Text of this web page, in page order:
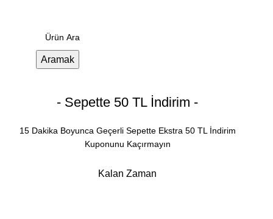
Aramak
- Sepette 50 TL İndirim -
15 Dakika Boyunca Geçerli Sepette Ekstra 50 TL İndirim
Kuponunu Kaçırmayın
Kalan Zaman